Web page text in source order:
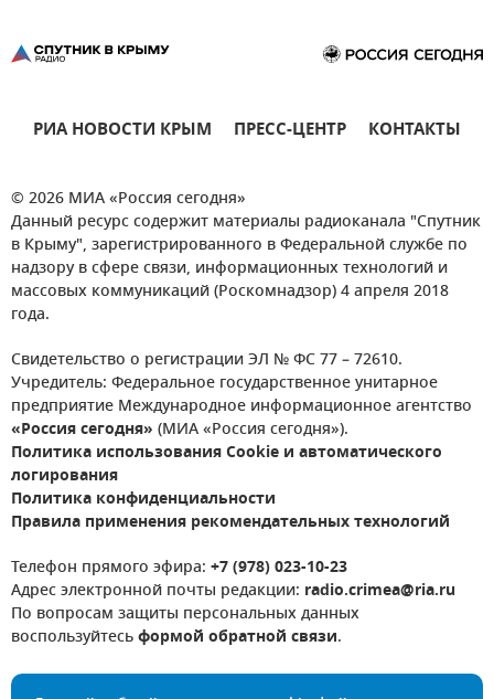
РИА НОВОСТИ КРЫМ ПРЕСС-ЦЕНТР КОНТАКТЫ
© 2026 МИА «Россия сегодня»
Данный ресурс содержит материалы радиоканала "Спутник
в Крыму", зарегистрированного в Федеральной службе по
надзору в сфере связи, информационных технологий и
массовых коммуникаций (Роскомнадзор) 4 апреля 2018
года.
Свидетельство о регистрации ЭЛ № ФС 77 – 72610.
Учредитель: Федеральное государственное унитарное
предприятие Международное информационное агентство
«Россия сегодня» (МИА «Россия сегодня»).
Политика использования Cookie и автоматического
логирования
Политика конфиденциальности
Правила применения рекомендательных технологий
Телефон прямого эфира: +7 (978) 023-10-23
Адрес электронной почты редакции: radio.crimea@ria.ru
По вопросам защиты персональных данных
воспользуйтесьформой обратной связи.